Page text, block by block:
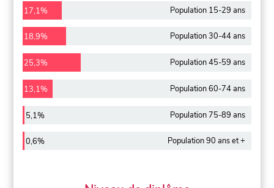
17,1% Population 15-29 ans
18,9% Population 30-44 ans
25,3% Population 45-59 ans
13,1% Population 60-74 ans
5,1% Population 75-89 ans
0,6% Population 90 ans et +